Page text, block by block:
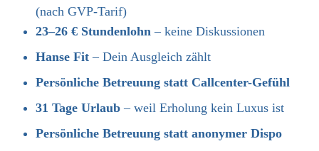
(nach GVP-Tarif)
23–26 € Stundenlohn – keine Diskussionen
Hanse Fit – Dein Ausgleich zählt
Persönliche Betreuung statt Callcenter-Gefühl
31 Tage Urlaub – weil Erholung kein Luxus ist
Persönliche Betreuung statt anonymer Dispo